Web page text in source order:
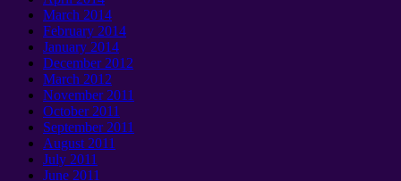
March 2014
February 2014
January 2014
December2012
March 2012
November2011
October2011
September 2011
August 2011
July 2011
June 2011